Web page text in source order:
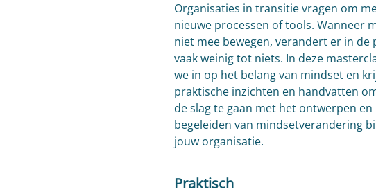
Organisaties in transitie vragen om
nieuwe processen of tools. Wanneer
niet mee bewegen, verandert er in de
vaak weinig tot niets. In deze
we in op het belang van mindset en
praktische inzichten en handvatten
de slag te gaan met het ontwerpen en
begeleiden van mindsetverandering
jouw organisatie.​
Praktisch